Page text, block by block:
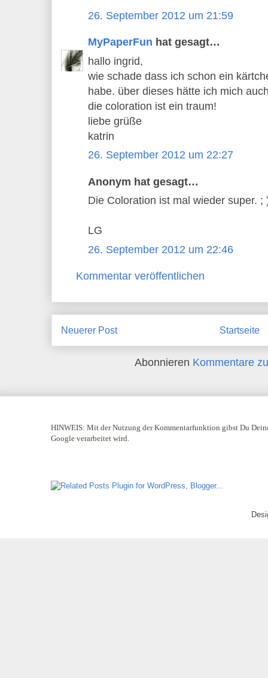
26. September 2012 um 21:59
MyPaperFun hat gesagt…
hallo ingrid,
wie schade dass ich schon ein
habe. über dieses hätte ich mich
die coloration ist ein traum!
liebe grüße
katrin
26. September 2012 um 22:27
Anonym hat gesagt…
Die Coloration ist mal wieder super. ;
LG
26. September 2012 um 22:46
Kommentar veröffentlichen
Neuerer Post Startseite
Abonnieren Kommentare
HINWEIS: Mit der Nutzung der Kommentarfunktion gibst Du
Google verarbeitet wird.